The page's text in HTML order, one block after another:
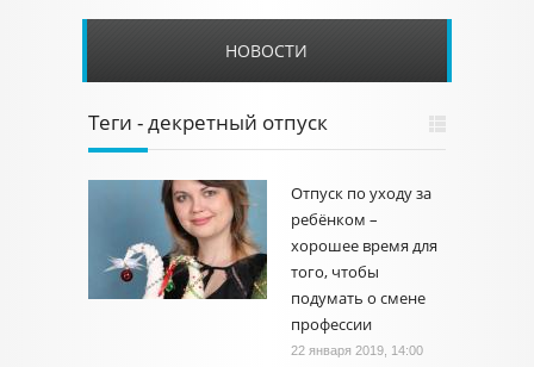
НОВОСТИ
Теги - декретный отпуск
Отпуск по уходу за
ребёнком –
хорошее время для
того, чтобы
подумать о смене
профессии
22 января 2019, 14:00